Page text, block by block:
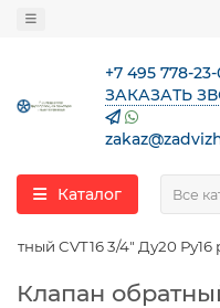
+7 495 778-
ЗАКАЗАТЬ
Каталог Все
CVT16 3/4″ Ду20
Клапан